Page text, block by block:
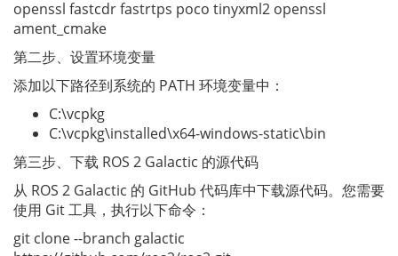
openssl fastcdr fastrtps poco tinyxml2 openssl
ament_cmake
第二步、设置环境变量
添加以下路径到系统的 PATH 环境变量中：
C:\vcpkg
C:\vcpkg\installed\x64-windows-static\bin
第三步、下载 ROS 2 Galactic 的源代码
从 ROS 2 Galactic 的 GitHub 代码库中下载源代码。您需要
使用 Git 工具，执行以下命令：
git clone --branch galactic